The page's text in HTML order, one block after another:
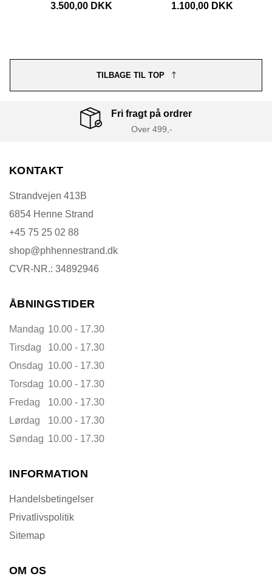
3.500,00 DKK 1.100,00 DKK
TILBAGE TIL TOP
Fri fragt på ordrer
Over 499,-
KONTAKT
Strandvejen 413B
6854 Henne Strand
+45 75 25 02 88
shop@phhennestrand.dk
CVR-NR.: 34892946
ÅBNINGSTIDER
Mandag 10.00 - 17.30
Tirsdag
10.00 - 17.30
Onsdag 10.00 - 17.30
Torsdag 10.00 - 17.30
Fredag
10.00 - 17.30
Lørdag
10.00 - 17.30
Søndag 10.00 - 17.30
INFORMATION
Handelsbetingelser
Privatlivspolitik
Sitemap
OM OS